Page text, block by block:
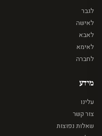
לגבר
לאישה
לאבא
לאימא
לחברה
מידע
עלינו
צור קשר
שאלות נפוצות